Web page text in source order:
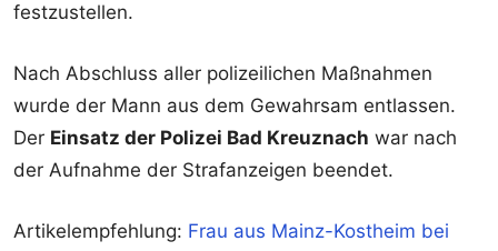
festzustellen.
Nach Abschluss aller polizeilichen Maßnahmen
wurde der Mann aus dem Gewahrsam entlassen.
Der Einsatz der Polizei Bad Kreuznach war nach
der Aufnahme der Strafanzeigen beendet.
Artikelempfehlung: Frau aus Mainz-Kostheim bei